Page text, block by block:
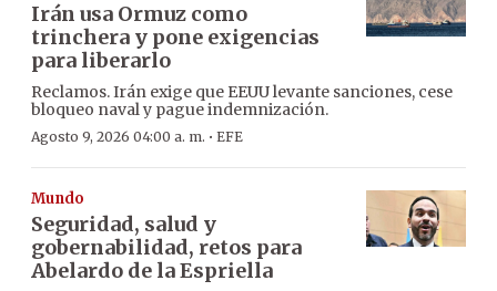
Irán usa Ormuz como
trinchera y pone exigencias
para liberarlo
Reclamos. Irán exige que EEUU levante sanciones, cese
bloqueo naval y pague indemnización.
Agosto 9, 2026 04:00 a. m. · EFE
Mundo
Seguridad, salud y
gobernabilidad, retos para
Abelardo de la Espriella